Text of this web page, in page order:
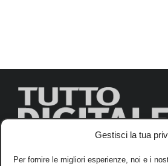
Gestisci la tua
Per fornire le migliori esperienze, noi e i